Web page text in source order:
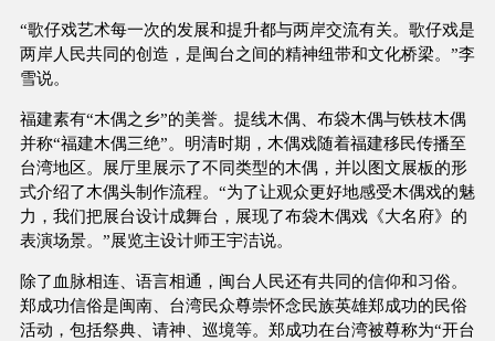
“歌仔戏艺术每一次的发展和提升都与两岸交流有关。歌仔戏是
两岸人民共同的创造，是闽台之间的精神纽带和文化桥梁。”李
雪说。
福建素有“木偶之乡”的美誉。提线木偶、布袋木偶与铁枝木偶
并称“福建木偶三绝”。明清时期，木偶戏随着福建移民传播至
台湾地区。展厅里展示了不同类型的木偶，并以图文展板的形
式介绍了木偶头制作流程。“为了让观众更好地感受木偶戏的魅
力，我们把展台设计成舞台，展现了布袋木偶戏《大名府》的
表演场景。”展览主设计师王宇洁说。
除了血脉相连、语言相通，闽台人民还有共同的信仰和习俗。
郑成功信俗是闽南、台湾民众尊崇怀念民族英雄郑成功的民俗
活动，包括祭典、请神、巡境等。郑成功在台湾被尊称为“开台